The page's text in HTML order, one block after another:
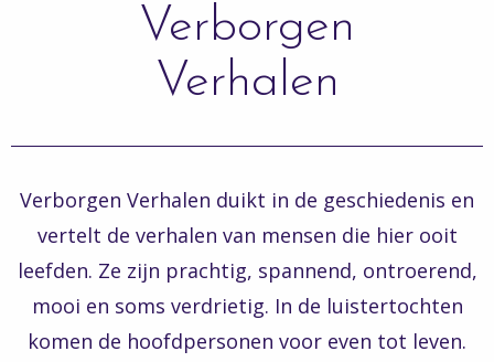
Verborgen
Verhalen
Verborgen Verhalen duikt in de geschiedenis en
vertelt de verhalen van mensen die hier ooit
leefden. Ze zijn prachtig, spannend, ontroerend,
mooi en soms verdrietig. In de luistertochten
komen de hoofdpersonen voor even tot leven.